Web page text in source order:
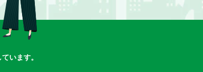
います。